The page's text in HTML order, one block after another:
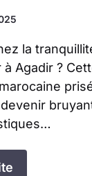
la
Agadir ?